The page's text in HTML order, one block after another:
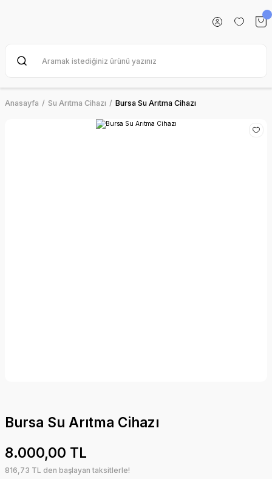
Anasayfa Su Arıtma Cihazı Bursa Su Arıtma Cihazı
Bursa Su Arıtma Cihazı
8.000,00 TL
816,73 TL den başlayan taksitlerle!